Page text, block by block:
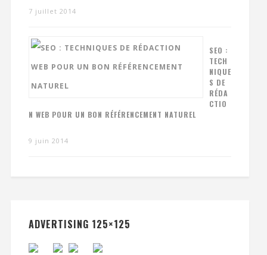
7 juillet 2014
SEO :
TECH
NIQUE
S DE
RÉDA
CTIO
N WEB POUR UN BON RÉFÉRENCEMENT NATUREL
9 juin 2014
ADVERTISING 125×125